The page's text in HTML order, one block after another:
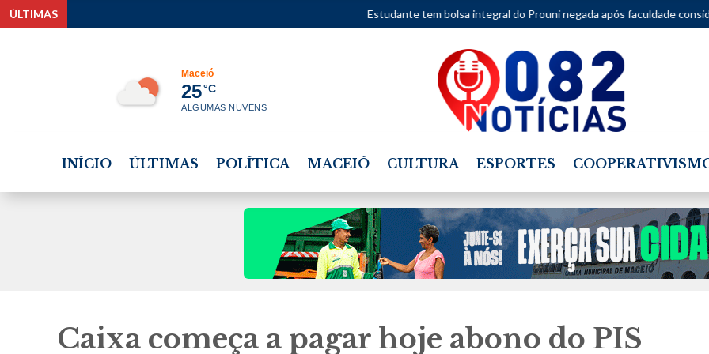
ÚLTIMAS Estudante tem bolsa integral do Prouni negada após faculdade considerar movimentações
Maceió
25°C
ALGUMAS NUVENS
INÍCIO ÚLTIMAS POLÍTICA MACEIÓ CULTURA ESPORTES
Caixa começa a pagar hoje abono do PIS